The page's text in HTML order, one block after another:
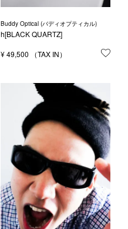
Buddy Optical (バディオプティカル)
h[BLACK QUARTZ]
¥49,500